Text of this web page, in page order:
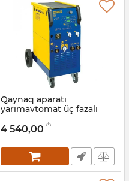
Qaynaq aparatı
yarımavtomat üç fazalı
Artikul: 017011116
4 540,00 ₼